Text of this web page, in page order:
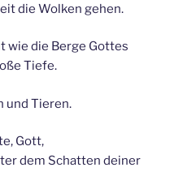
die Wolken gehen.
wie die Berge Gottes
Tiefe.
und Tieren.
Gott,
dem Schatten deiner